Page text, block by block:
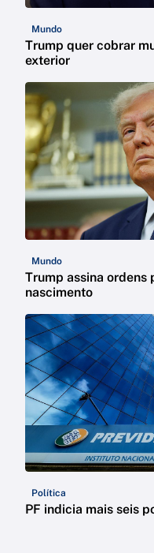
Mundo
Trump quer cobrar
exterior
Mundo
Trump assina
nascimento
Política
PF indicia mais seis